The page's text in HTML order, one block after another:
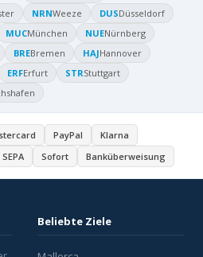
NRNWeeze DUSDüsseldorf
MUCMünchen NUENürnberg
BREBremen HAJHannover
ERFErfurt STRStuttgart
PayPal
Klarna
SEPA Sofort Banküberweisung
Beliebte Ziele